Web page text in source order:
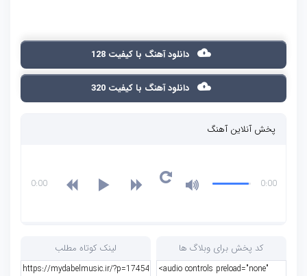
دانلود آهنگ با کیفیت 128
دانلود آهنگ با کیفیت 320
پخش آنلاین آهنگ
0:00
0:00
کد پخش برای وبلاگ ها لینک کوتاه مطلب